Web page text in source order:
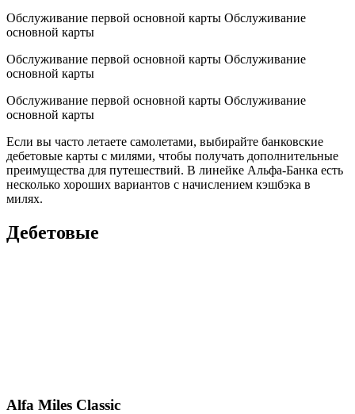
Обслуживание первой основной карты Обслуживание
основной карты
Обслуживание первой основной карты Обслуживание
основной карты
Обслуживание первой основной карты Обслуживание
основной карты
Если вы часто летаете самолетами, выбирайте банковские
дебетовые карты с милями, чтобы получать дополнительные
преимущества для путешествий. В линейке Альфа-Банка есть
несколько хороших вариантов с начислением кэшбэка в
милях.
Дебетовые
Alfa Miles Classic